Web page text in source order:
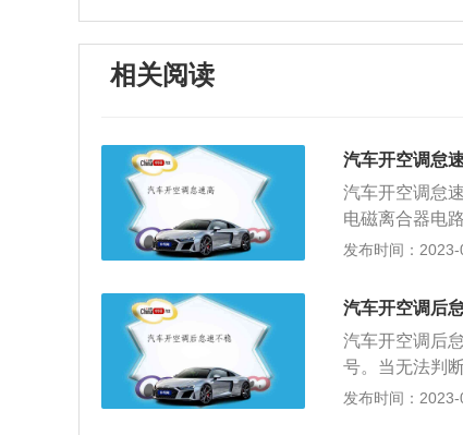
相关阅读
汽车开空调怠
汽车开空调怠
电磁离合器电
杆使化油器的
判断是否开启
试图以提高转
调压缩机的负
出错，空调控
态，ECU会连
发布时间：
汽车开空调后
汽车开空调后
号。当无法判
的高负荷，试
发布时间：